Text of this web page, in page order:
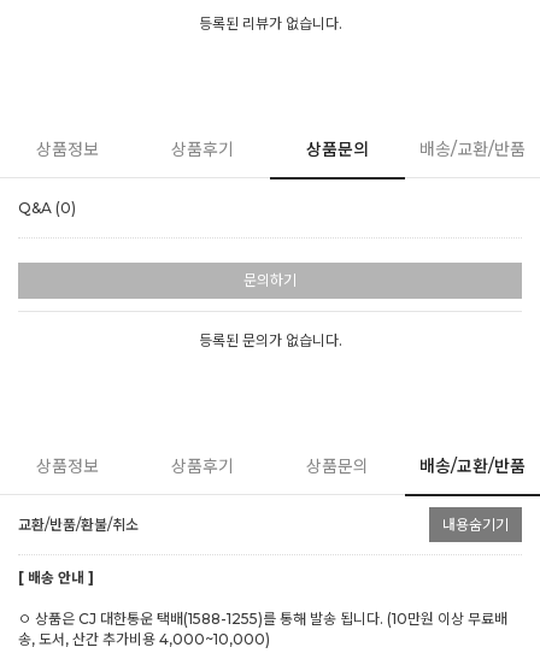
등록된 리뷰가 없습니다.
상품정보 상품후기 상품문의 배송/교환/반품
Q&A (0)
문의하기
등록된 문의가 없습니다.
상품정보 상품후기 상품문의 배송/교환/반품
교환/반품/환불/취소 내용숨기기
[ 배송 안내 ]
ㅇ 상품은 CJ 대한통운 택배(1588-1255)를 통해 발송 됩니다. (10만원 이상 무료배
송, 도서, 산간 추가비용 4,000~10,000)